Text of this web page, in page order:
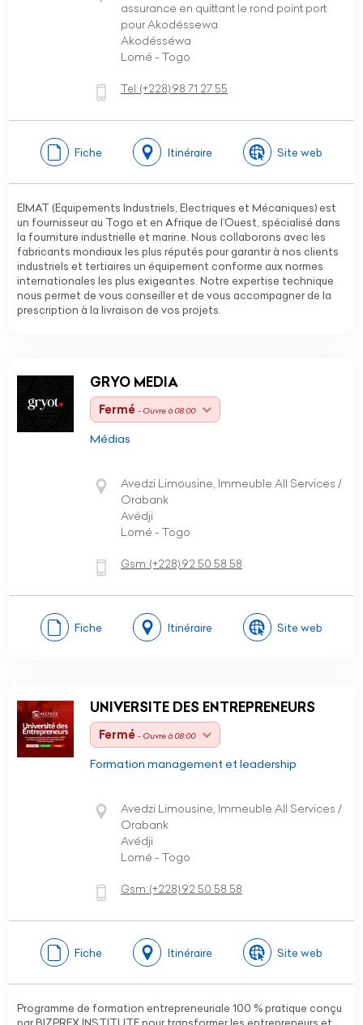
assurance en quittant le rond point port
pour Akodéssewa
Akodésséwa
Lomé - Togo
Tel:(+228)98 71 27 55
Fiche Itinéraire Site web
EIMAT (Equipements Industriels, Electriques et Mécaniques) est
un fournisseur au Togo et en Afrique de l’Ouest, spécialisé dans
la fourniture industrielle et marine. Nous collaborons avec les
fabricants mondiaux les plus réputés pour garantir à nos clients
industriels et tertiaires un équipement conforme aux normes
internationales les plus exigeantes. Notre expertise technique
nous permet de vous conseiller et de vous accompagner de la
prescription à la livraison de vos projets.
GRYO MEDIA
Fermé - Ouvre à 08:00
Médias
Avedzi Limousine, Immeuble All Services /
Orabank
Avédji
Lomé - Togo
Gsm:(+228)92 50 58 58
Fiche Itinéraire Site web
UNIVERSITE DES ENTREPRENEURS
Fermé - Ouvre à 08:00
Formation management et leadership
Avedzi Limousine, Immeuble All Services /
Orabank
Avédji
Lomé - Togo
Gsm:(+228)92 50 58 58
Fiche Itinéraire Site web
Programme de formation entrepreneuriale 100 % pratique conçu